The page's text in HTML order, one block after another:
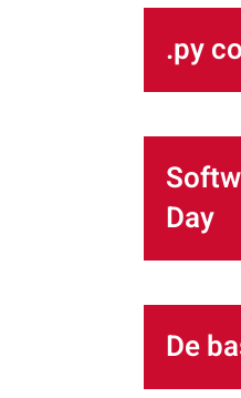
.py
Day
De